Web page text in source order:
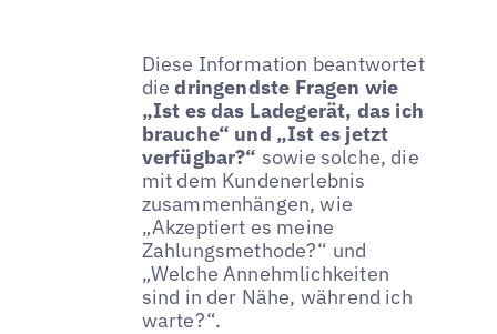
Diese Information beantwortet
diedringendste Fragen wie
„Ist es das Ladegerät, das ich
brauche“ und „Ist es jetzt
verfügbar?“ sowie solche, die
mit dem Kundenerlebnis
zusammenhängen, wie
„Akzeptiert es meine
Zahlungsmethode?“ und
„Welche Annehmlichkeiten
sind in der Nähe, während ich
warte?“.